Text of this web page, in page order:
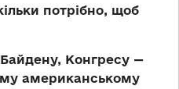
потрібно, щоб
Конгресу —
американському